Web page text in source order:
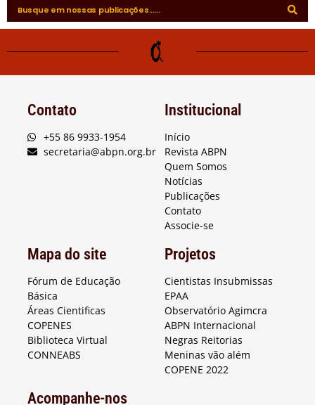
Contato
+55 86 9933-1954
secretaria@abpn.org.br
Institucional
Início
Revista ABPN
Quem Somos
Notícias
Publicações
Contato
Associe-se
Mapa do site
Fórum de Educação
Básica
Áreas Cientificas
COPENES
Biblioteca Virtual
CONNEABS
Projetos
Cientistas Insubmissas
EPAA
Observatório Agimcra
ABPN Internacional
Negras Reitorias
Meninas vão além
COPENE 2022
Acompanhe-nos